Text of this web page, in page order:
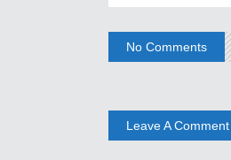
No Comments
Leave A Comment